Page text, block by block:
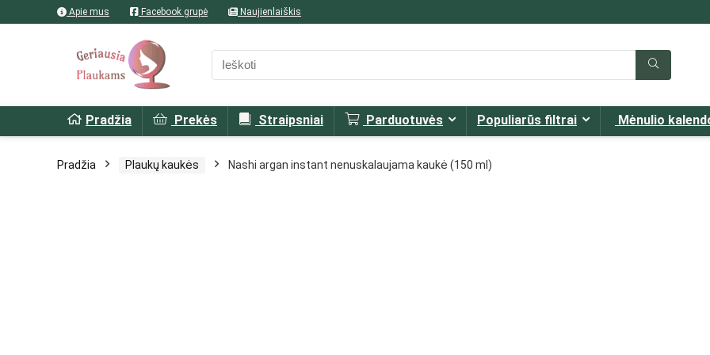
Apie mus Facebook grupė Naujienlaiškis
Pradžia Prekės Straipsniai Parduotuvės Populiarūs filtrai Mėnulio
Pradžia Plaukų kaukės Nashi argan instant nenuskalaujama kaukė (150 ml)